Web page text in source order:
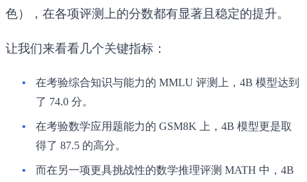
色），在各项评测上的分数都有显著且稳定的提升。
让我们来看看几个关键指标：
在考验综合知识与能力的 MMLU 评测上，4B 模型达到
了 74.0 分。
在考验数学应用题能力的 GSM8K 上，4B 模型更是取
得了 87.5 的高分。
而在另一项更具挑战性的数学推理评测 MATH 中，4B